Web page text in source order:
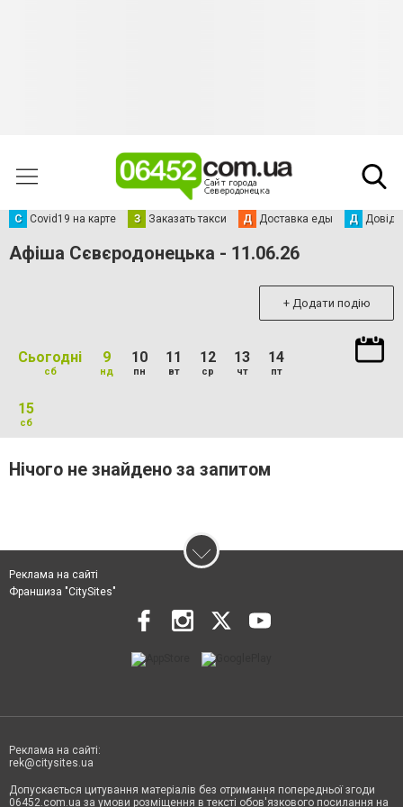
С Сovid19 на карте З Заказать такси Д Доставка еды Д
Афіша Сєвєродонецька - 11.06.26
+ Додати подію
Сьогодні
сб
9
нд
10
пн
11
вт
12
ср
13
чт
14
пт
15
сб
Нічого не знайдено за запитом
Реклама на сайті
Франшиза "CitySites"
Реклама на сайті:
rek@citysites.ua
Допускається цитування матеріалів без отримання попередньої згоди
06452.com.ua за умови розміщення в тексті обов'язкового посилання на